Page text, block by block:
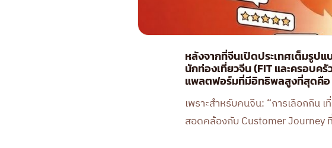
หลังจากที่จีนเปิดประเทศเต็มรูป
นักท่องเที่ยวจีน (FIT และครอบค
แพลตฟอร์มที่มีอิทธิพลสูงที่สุดคือ
เพราะสำหรับคนจีน: “การเลือกกิน
สอดคล้องกับ Customer Journey